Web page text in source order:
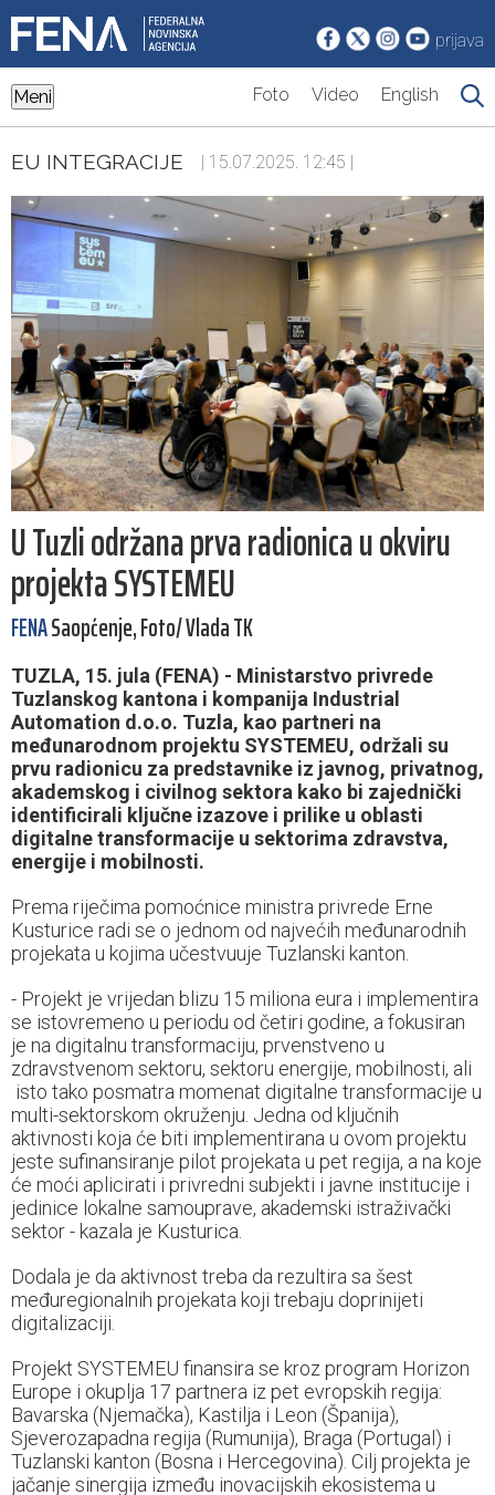
prijava
Meni Foto Video English
EU INTEGRACIJE | 15.07.2025. 12:45 |
U Tuzli održana prva radionica u okviru
projekta SYSTEMEU
FENASaopćenje, Foto/ Vlada TK
TUZLA, 15. jula (FENA) - Ministarstvo privrede
Tuzlanskog kantona i kompanija Industrial
Automation d.o.o. Tuzla, kao partneri na
međunarodnom projektu SYSTEMEU, održali su
prvu radionicu za predstavnike iz javnog, privatnog,
akademskog i civilnog sektora kako bi zajednički
identificirali ključne izazove i prilike u oblasti
digitalne transformacije u sektorima zdravstva,
energije i mobilnosti.
Prema riječima pomoćnice ministra privrede Erne
Kusturice radi se o jednom od najvećih međunarodnih
projekata u kojima učestvuuje Tuzlanski kanton.
- Projekt je vrijedan blizu 15 miliona eura i implementira
se istovremeno u periodu od četiri godine, a fokusiran
je na digitalnu transformaciju, prvenstveno u
zdravstvenom sektoru, sektoru energije, mobilnosti, ali
isto tako posmatra momenat digitalne transformacije u
multi-sektorskom okruženju. Jedna od ključnih
aktivnosti koja će biti implementirana u ovom projektu
jeste sufinansiranje pilot projekata u pet regija, a na koje
će moći aplicirati i privredni subjekti i javne institucije i
jedinice lokalne samouprave, akademski istraživački
sektor - kazala je Kusturica.
Dodala je da aktivnost treba da rezultira sa šest
međuregionalnih projekata koji trebaju doprinijeti
digitalizaciji.
Projekt SYSTEMEU finansira se kroz program Horizon
Europe i okuplja 17 partnera iz pet evropskih regija:
Bavarska (Njemačka), Kastilja i Leon (Španija),
Sjeverozapadna regija (Rumunija), Braga (Portugal) i
Tuzlanski kanton (Bosna i Hercegovina). Cilj projekta je
jačanje sinergija između inovacijskih ekosistema u